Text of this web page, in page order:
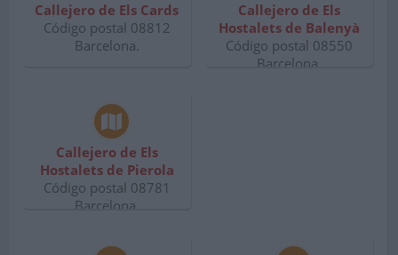
Callejero de Els Cards
Código postal 08812
Barcelona.
Callejero de Els
Hostalets de Balenyà
Código postal 08550
Barcelona.
Callejero de Els
Hostalets de Pierola
Código postal 08781
Barcelona.